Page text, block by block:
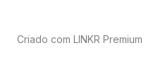
Criado com LINKR Premium